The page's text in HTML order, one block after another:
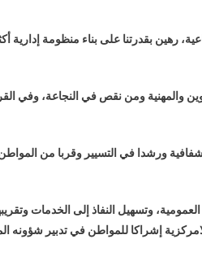
رهين بقدرتنا على بناء منظومة إدارية
والمهنية ومن نقص في النجاعة، وفي
ورشدا في التسيير وقربا من
وتسهيل النفاذ إلى الخدمات
إشراكا للمواطن في تدبير شؤونه